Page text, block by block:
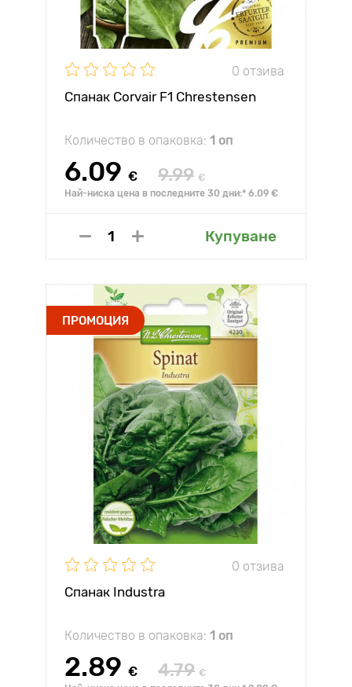
0 отзива
Спанак Corvair F1 Chrestensen
Количество в опаковка: 1 оп
6.09 € 9.99 €
Най-ниска цена в последните 30 дни:* 6.09 €
Купуване
ПРОМОЦИЯ
0 отзива
Спанак Industra
Количество в опаковка: 1 оп
2.89 € 4.79 €